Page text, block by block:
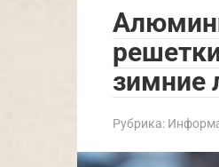
зимние
Рубрика: